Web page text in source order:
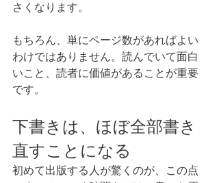
さくなります。
もちろん、単にページ数があればよい
わけではありません。読んでいて面白
いこと、読者に価値があることが重要
です。
下書きは、ほぼ全部書き
直すことになる
初めて出版する人が驚くのが、この点